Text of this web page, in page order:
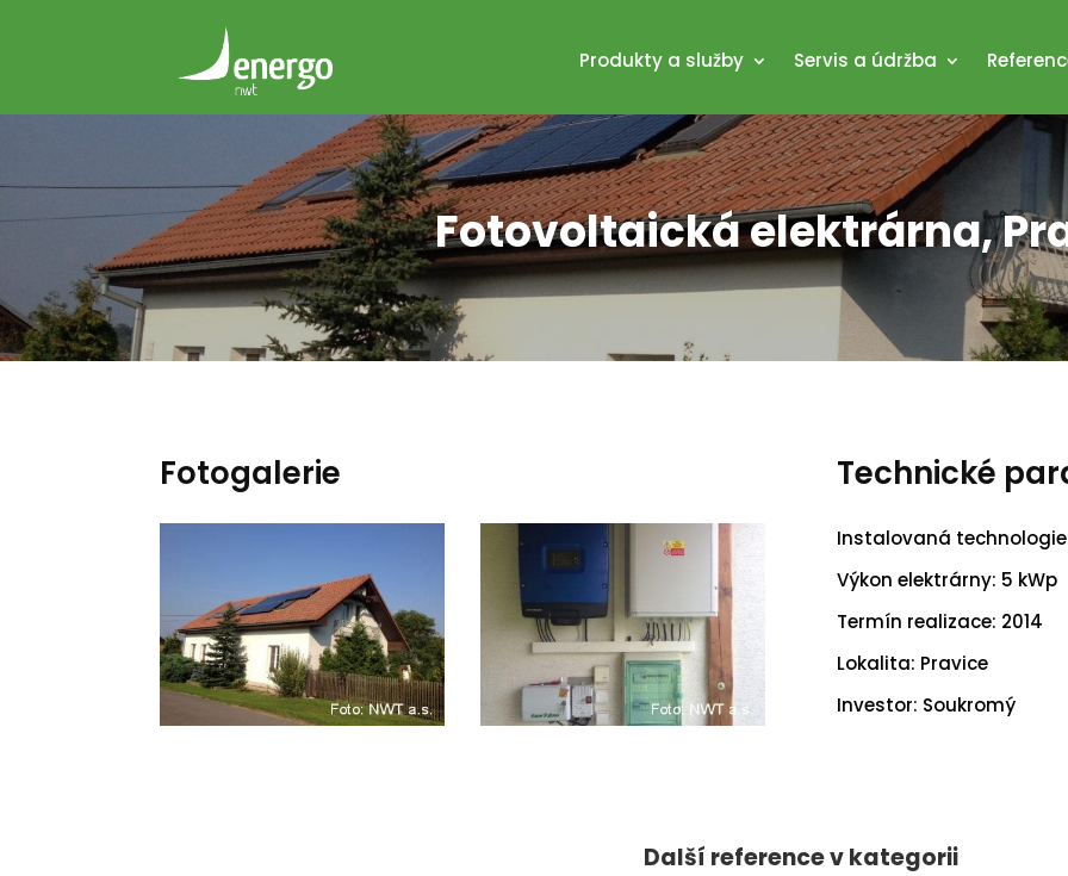
Produkty a služby Servis a údržba
Fotovoltaická elektrárna,
Fotogalerie Technické
Instalovaná
Výkon elektrárny: 5 kWp
Termín realizace: 2014
Lokalita: Pravice
Investor: Soukromý
Další reference v kategorii